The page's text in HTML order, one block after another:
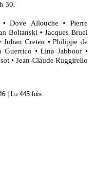
30.
Dove Allouche • Pierre
Boltanski • Jacques Bruel
Johan Creten • Philippe de
Guerrico • Lina Jabbour •
• Jean-Claude Ruggirello
| Lu 445 fois